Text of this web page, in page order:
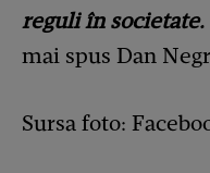
reguli în societate.
mai spus Dan
Sursa foto: